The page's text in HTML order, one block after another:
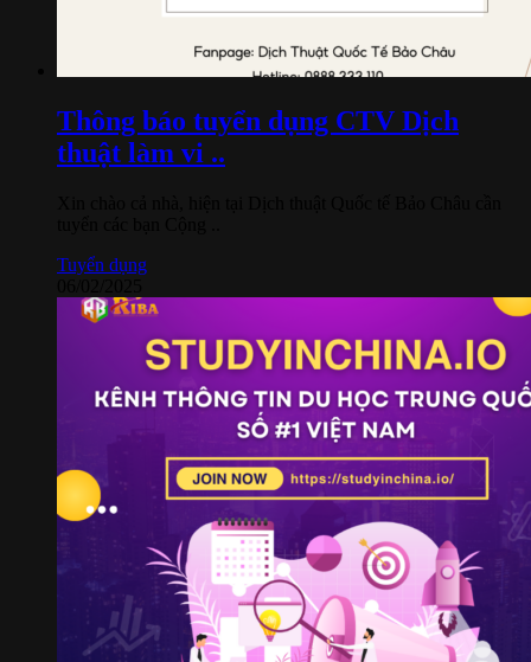
Thông báo tuyển dụng CTV Dịch
thuật làm vi ..
Tuyển dụng